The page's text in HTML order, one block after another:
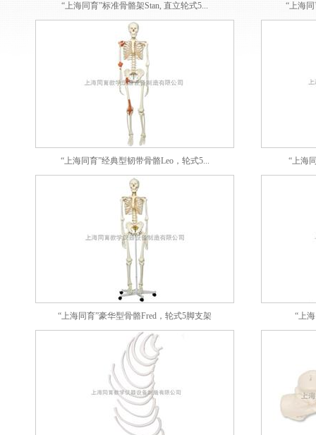
“上海同育”标准骨骼架Stan, 直立轮式5... “上海
“上海同育”经典型韧带骨骼Leo，轮式5... “上海
“上海同育”豪华型骨骼Fred，轮式5脚支架 “上